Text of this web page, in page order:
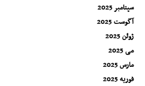
سپتامبر 2025
آگوست 2025
ژوئن 2025
می 2025
مارس 2025
فوریه 2025